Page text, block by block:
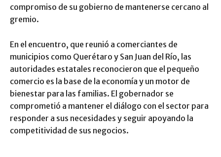
compromiso de su gobierno de mantenerse cercano al
gremio.
En el encuentro, que reunió a comerciantes de
municipios como Querétaro y San Juan del Río, las
autoridades estatales reconocieron que el pequeño
comercio es la base de la economía y un motor de
bienestar para las familias. El gobernador se
comprometió a mantener el diálogo con el sector para
responder a sus necesidades y seguir apoyando la
competitividad de sus negocios.